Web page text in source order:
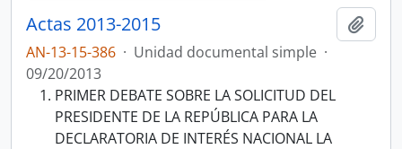
Actas 2013-2015
AN-13-15-386 · Unidad documental simple ·
09/20/2013
PRIMER DEBATE SOBRE LA SOLICITUD DEL
PRESIDENTE DE LA REPÚBLICA PARA LA
DECLARATORIA DE INTERÉS NACIONAL LA